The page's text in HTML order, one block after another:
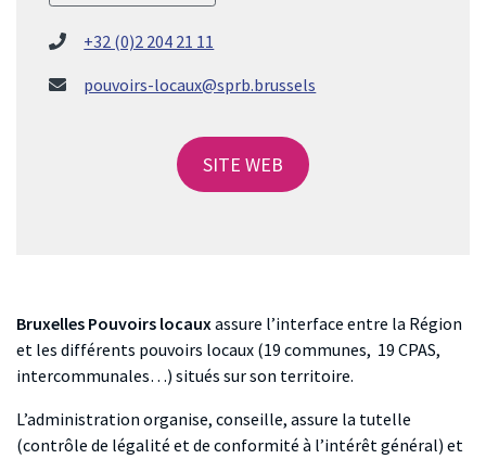
+32 (0)2 204 21 11
pouvoirs-locaux@sprb.brussels
SITE WEB
Bruxelles Pouvoirs locauxassure l’interface entre la Région
et les différents pouvoirs locaux (19 communes, 19 CPAS,
intercommunales…) situés sur son territoire.
L’administration organise, conseille, assure la tutelle
(contrôle de légalité et de conformité à l’intérêt général) et